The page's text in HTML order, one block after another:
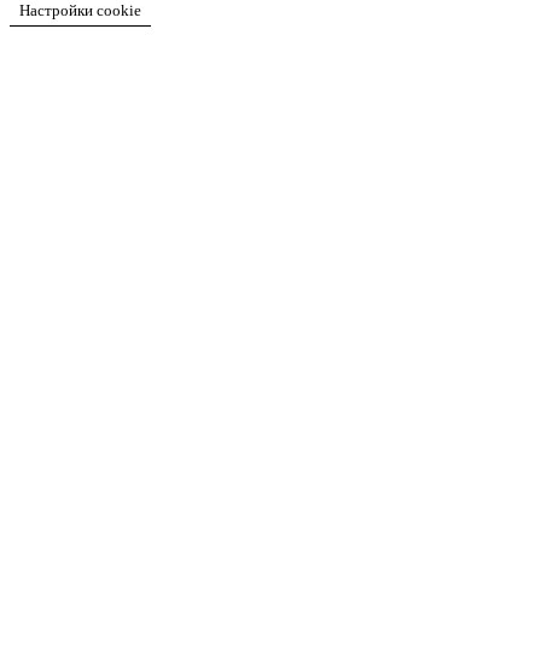
Настройки cookie